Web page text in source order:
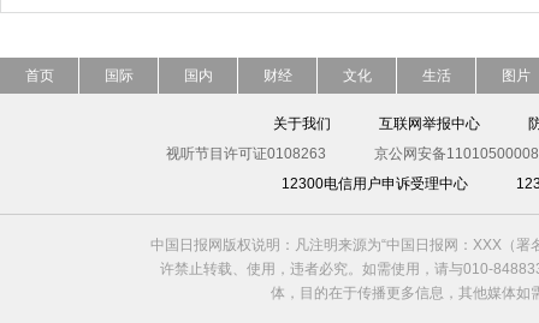
首页 国际 国内 财经 文化 生活 图片
关于我们 互联网举报中心
视听节目许可证0108263
京公网安备
12300电信用户申诉受理中心
中国日报网版权说明：凡注明来源为“中国日报网：XXX（
许禁止转载、使用，违者必究。如需使用，请与010-
体，目的在于传播更多信息，其他媒体